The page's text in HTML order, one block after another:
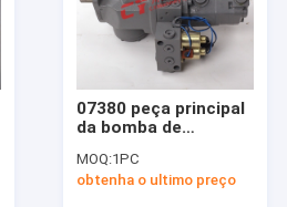
07380 peça principal
da bomba de
DH55 da máquina
escavadora AP2D25
MOQ:1PC
obtenha o ultimo preço